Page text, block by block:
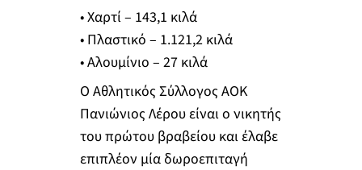
• Χαρτί – 143,1 κιλά
• Πλαστικό – 1.121,2 κιλά
• Αλουμίνιο – 27 κιλά
Ο Αθλητικός Σύλλογος ΑΟΚ
Πανιώνιος Λέρου είναι ο νικητής
του πρώτου βραβείου και έλαβε
επιπλέον μία δωροεπιταγή